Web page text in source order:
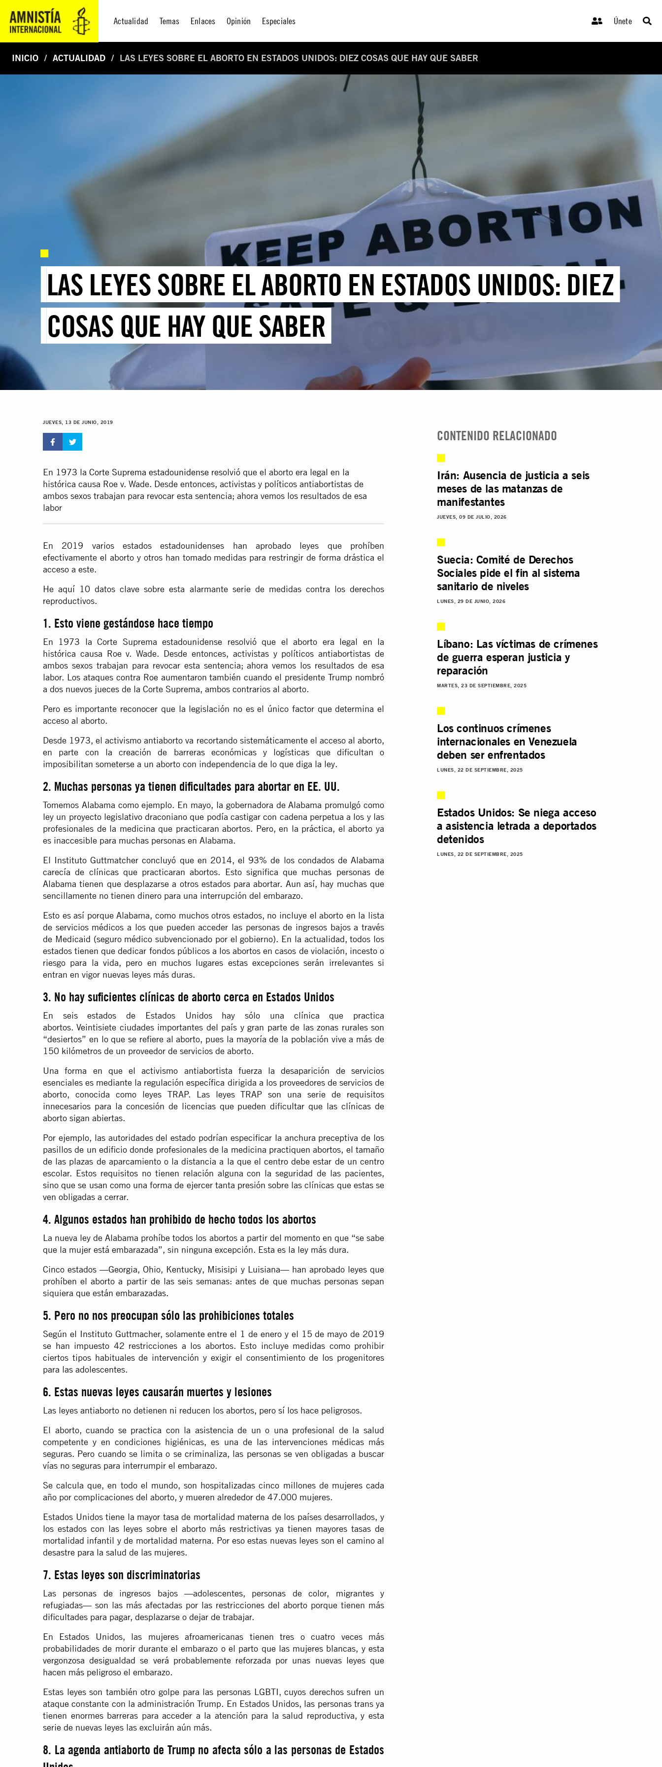
Actualidad Temas Enlaces Opinión Especiales Únete
INICIO ACTUALIDAD LAS LEYES SOBRE EL ABORTO EN ESTADOS UNIDOS: DIEZ COSAS QUE HAY QUE SABER
LAS LEYES SOBRE EL ABORTO EN ESTADOS UNIDOS: DIEZ
COSAS QUE HAY QUE SABER
JUEVES, 13 DE JUNIO, 2019
En 1973 la Corte Suprema estadounidense resolvió que el aborto era legal en la
histórica causa Roe v. Wade. Desde entonces, activistas y políticos antiabortistas de
ambos sexos trabajan para revocar esta sentencia; ahora vemos los resultados de esa
labor
En 2019 varios estados estadounidenses han aprobado leyes que prohíben
efectivamente el aborto y otros han tomado medidas para restringir de forma drástica el
acceso a este.
He aquí 10 datos clave sobre esta alarmante serie de medidas contra los derechos
reproductivos.
1. Esto viene gestándose hace tiempo
En 1973 la Corte Suprema estadounidense resolvió que el aborto era legal en la
histórica causa Roe v. Wade. Desde entonces, activistas y políticos antiabortistas de
ambos sexos trabajan para revocar esta sentencia; ahora vemos los resultados de esa
labor. Los ataques contra Roe aumentaron también cuando el presidente Trump nombró
a dos nuevos jueces de la Corte Suprema, ambos contrarios al aborto.
Pero es importante reconocer que la legislación no es el único factor que determina el
acceso al aborto.
Desde 1973, el activismo antiaborto va recortando sistemáticamente el acceso al aborto,
en parte con la creación de barreras económicas y logísticas que dificultan o
imposibilitan someterse a un aborto con independencia de lo que diga la ley.
2. Muchas personas ya tienen dificultades para abortar en EE. UU.
Tomemos Alabama como ejemplo. En mayo, la gobernadora de Alabama promulgó como
ley un proyecto legislativo draconiano que podía castigar con cadena perpetua a los y las
profesionales de la medicina que practicaran abortos. Pero, en la práctica, el aborto ya
es inaccesible para muchas personas en Alabama.
El Instituto Guttmatcher concluyó que en 2014, el 93% de los condados de Alabama
carecía de clínicas que practicaran abortos. Esto significa que muchas personas de
Alabama tienen que desplazarse a otros estados para abortar. Aun así, hay muchas que
sencillamente no tienen dinero para una interrupción del embarazo.
Esto es así porque Alabama, como muchos otros estados, no incluye el aborto en la lista
de servicios médicos a los que pueden acceder las personas de ingresos bajos a través
de Medicaid (seguro médico subvencionado por el gobierno). En la actualidad, todos los
estados tienen que dedicar fondos públicos a los abortos en casos de violación, incesto o
riesgo para la vida, pero en muchos lugares estas excepciones serán irrelevantes si
entran en vigor nuevas leyes más duras.
3. No hay suficientes clínicas de aborto cerca en Estados Unidos
En seis estados de Estados Unidos hay sólo una clínica que practica
abortos. Veintisiete ciudades importantes del país y gran parte de las zonas rurales son
“desiertos” en lo que se refiere al aborto, pues la mayoría de la población vive a más de
150 kilómetros de un proveedor de servicios de aborto.
Una forma en que el activismo antiabortista fuerza la desaparición de servicios
esenciales es mediante la regulación específica dirigida a los proveedores de servicios de
aborto, conocida como leyes TRAP. Las leyes TRAP son una serie de requisitos
innecesarios para la concesión de licencias que pueden dificultar que las clínicas de
aborto sigan abiertas.
Por ejemplo, las autoridades del estado podrían especificar la anchura preceptiva de los
pasillos de un edificio donde profesionales de la medicina practiquen abortos, el tamaño
de las plazas de aparcamiento o la distancia a la que el centro debe estar de un centro
escolar. Estos requisitos no tienen relación alguna con la seguridad de las pacientes,
sino que se usan como una forma de ejercer tanta presión sobre las clínicas que estas se
ven obligadas a cerrar.
4. Algunos estados han prohibido de hecho todos los abortos
La nueva ley de Alabama prohíbe todos los abortos a partir del momento en que “se sabe
que la mujer está embarazada”, sin ninguna excepción. Esta es la ley más dura.
Cinco estados —Georgia, Ohio, Kentucky, Misisipi y Luisiana— han aprobado leyes que
prohíben el aborto a partir de las seis semanas: antes de que muchas personas sepan
siquiera que están embarazadas.
5. Pero no nos preocupan sólo las prohibiciones totales
Según el Instituto Guttmacher, solamente entre el 1 de enero y el 15 de mayo de 2019
se han impuesto 42 restricciones a los abortos. Esto incluye medidas como prohibir
ciertos tipos habituales de intervención y exigir el consentimiento de los progenitores
para las adolescentes.
6. Estas nuevas leyes causarán muertes y lesiones
Las leyes antiaborto no detienen ni reducen los abortos, pero sí los hace peligrosos.
El aborto, cuando se practica con la asistencia de un o una profesional de la salud
competente y en condiciones higiénicas, es una de las intervenciones médicas más
seguras. Pero cuando se limita o se criminaliza, las personas se ven obligadas a buscar
vías no seguras para interrumpir el embarazo.
Se calcula que, en todo el mundo, son hospitalizadas cinco millones de mujeres cada
año por complicaciones del aborto, y mueren alrededor de 47.000 mujeres.
Estados Unidos tiene la mayor tasa de mortalidad materna de los países desarrollados, y
los estados con las leyes sobre el aborto más restrictivas ya tienen mayores tasas de
mortalidad infantil y de mortalidad materna. Por eso estas nuevas leyes son el camino al
desastre para la salud de las mujeres.
7. Estas leyes son discriminatorias
Las personas de ingresos bajos —adolescentes, personas de color, migrantes y
refugiadas— son las más afectadas por las restricciones del aborto porque tienen más
dificultades para pagar, desplazarse o dejar de trabajar.
En Estados Unidos, las mujeres afroamericanas tienen tres o cuatro veces más
probabilidades de morir durante el embarazo o el parto que las mujeres blancas, y esta
vergonzosa desigualdad se verá probablemente reforzada por unas nuevas leyes que
hacen más peligroso el embarazo.
Estas leyes son también otro golpe para las personas LGBTI, cuyos derechos sufren un
ataque constante con la administración Trump. En Estados Unidos, las personas trans ya
tienen enormes barreras para acceder a la atención para la salud reproductiva, y esta
serie de nuevas leyes las excluirán aún más.
8. La agenda antiaborto de Trump no afecta sólo a las personas de Estados
CONTENIDO RELACIONADO
Irán: Ausencia de justicia a seis
meses de las matanzas de
manifestantes
JUEVES, 09 DE JULIO, 2026
Suecia: Comité de Derechos
Sociales pide el fin al sistema
sanitario de niveles
LUNES, 29 DE JUNIO, 2026
Líbano: Las víctimas de crímenes
de guerra esperan justicia y
reparación
MARTES, 23 DE SEPTIEMBRE, 2025
Los continuos crímenes
internacionales en Venezuela
deben ser enfrentados
LUNES, 22 DE SEPTIEMBRE, 2025
Estados Unidos: Se niega acceso
a asistencia letrada a deportados
detenidos
LUNES, 22 DE SEPTIEMBRE, 2025